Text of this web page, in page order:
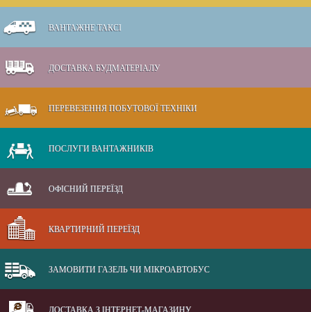
ВАНТАЖНЕ ТАКСІ
ДОСТАВКА БУДМАТЕРІАЛУ
ПЕРЕВЕЗЕННЯ ПОБУТОВОЇ ТЕХНІКИ
ПОСЛУГИ ВАНТАЖНИКІВ
ОФІСНИЙ ПЕРЕЇЗД
КВАРТИРНИЙ ПЕРЕЇЗД
ЗАМОВИТИ ГАЗЕЛЬ ЧИ МІКРОАВТОБУС
ДОСТАВКА З ІНТЕРНЕТ-МАГАЗИНУ